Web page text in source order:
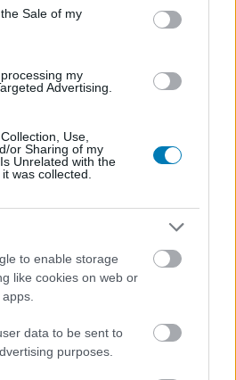
Sale of my
my
Advertising.
Use,
or Sharing of my
Unrelated with the
was collected.
to enable storage
like cookies on web or
data to be sent to
purposes.